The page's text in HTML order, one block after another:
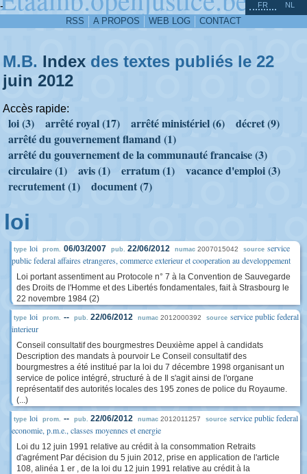
-
RSS A PROPOS WEB LOG CONTACT
FR NL
M.B. Index des textes publiés le 22
juin 2012
Accès rapide:
loi (3) arrêté royal (17) arrêté ministériel (6)
décret (9)
arrêté du gouvernement flamand (1)
arrêté du gouvernement de la communauté francaise (3)
circulaire (1)
avis (1) erratum (1)
vacance d'emploi (3)
recrutement (1)
document (7)
loi
type loi prom. 06/03/2007 pub. 22/06/2012 numac 2007015042 source service
public federal affaires etrangeres, commerce exterieur et cooperation au developpement
Loi portant assentiment au Protocole n° 7 à la Convention de Sauvegarde
des Droits de l'Homme et des Libertés fondamentales, fait à Strasbourg le
22 novembre 1984 (2)
type loi prom. -- pub. 22/06/2012 numac 2012000392 source service public federal
interieur
Conseil consultatif des bourgmestres Deuxième appel à candidats
Description des mandats à pourvoir Le Conseil consultatif des
bourgmestres a été institué par la loi du 7 décembre 1998 organisant un
service de police intégré, structuré à de Il s'agit ainsi de l'organe
représentatif des autorités locales des 195 zones de police du Royaume.
(...)
type loi prom. -- pub. 22/06/2012 numac 2012011257 source service public federal
economie, p.m.e., classes moyennes et energie
Loi du 12 juin 1991 relative au crédit à la consommation Retraits
d'agrément Par décision du 5 juin 2012, prise en application de l'article
108, alinéa 1 er , de la loi du 12 juin 1991 relative au crédit à la
^